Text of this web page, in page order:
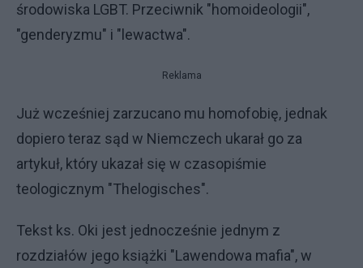
środowiska LGBT. Przeciwnik "homoideologii",
"genderyzmu" i "lewactwa".
Reklama
Już wcześniej zarzucano mu homofobię, jednak
dopiero teraz sąd w Niemczech ukarał go za
artykuł, który ukazał się w czasopiśmie
teologicznym "Thelogisches".
Tekst ks. Oki jest jednocześnie jednym z
rozdziałów jego książki "Lawendowa mafia", w